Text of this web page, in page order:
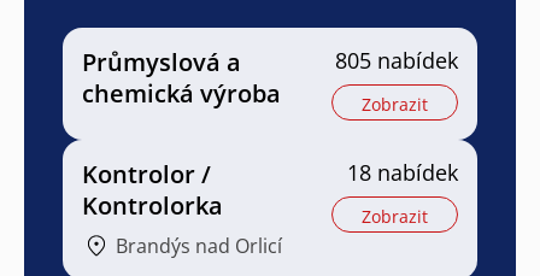
Průmyslová a
chemická výroba
805 nabídek
Zobrazit
Kontrolor /
Kontrolorka
Brandýs nad Orlicí
18 nabídek
Zobrazit